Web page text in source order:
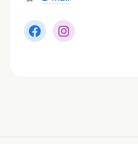
Ferienunterkünfte
Staanplaats